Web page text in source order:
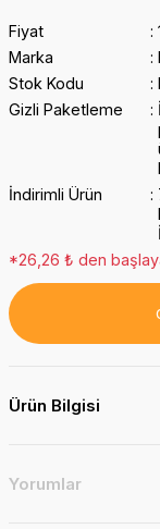
Fiyat
Marka
Stok Kodu
Gizli Paketleme
İndirimli Ürün
*26,26 ₺ den
Ürün Bilgisi
Yorumlar